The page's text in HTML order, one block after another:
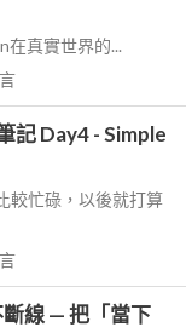
在真實世界的...
記 Day4 - Simple
較忙碌，以後就打算
線 — 把「當下